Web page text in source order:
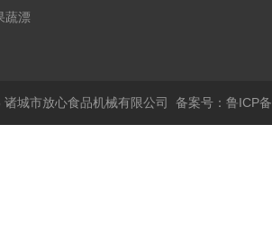
蔬漂
城市放心食品机械有限公司 备案号：鲁ICP